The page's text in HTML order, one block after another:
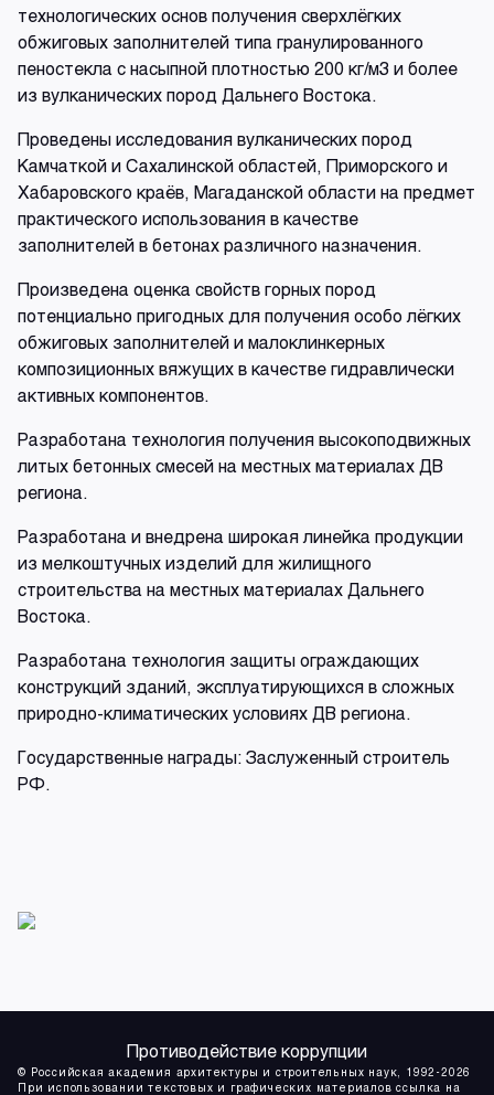
технологических основ получения сверхлёгких
обжиговых заполнителей типа гранулированного
пеностекла с насыпной плотностью 200 кг/м3 и более
из вулканических пород Дальнего Востока.
Проведены исследования вулканических пород
Камчаткой и Сахалинской областей, Приморского и
Хабаровского краёв, Магаданской области на предмет
практического использования в качестве
заполнителей в бетонах различного назначения.
Произведена оценка свойств горных пород
потенциально пригодных для получения особо лёгких
обжиговых заполнителей и малоклинкерных
композиционных вяжущих в качестве гидравлически
активных компонентов.
Разработана технология получения высокоподвижных
литых бетонных смесей на местных материалах ДВ
региона.
Разработана и внедрена широкая линейка продукции
из мелкоштучных изделий для жилищного
строительства на местных материалах Дальнего
Востока.
Разработана технология защиты ограждающих
конструкций зданий, эксплуатирующихся в сложных
природно-климатических условиях ДВ региона.
Государственные награды: Заслуженный строитель
РФ.
© Российская академия архитектуры и строительных наук, 1992-2026
При использовании текстовых и графических материалов ссылка на
Противодействие коррупции